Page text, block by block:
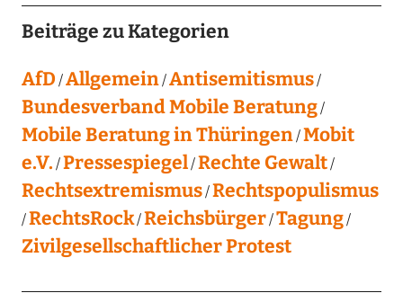
Beiträge zu Kategorien
AfD Allgemein Antisemitismus
Bundesverband Mobile Beratung
Mobile Beratung in Thüringen Mobit
e.V. Pressespiegel Rechte Gewalt
Rechtsextremismus Rechtspopulismus
RechtsRock Reichsbürger Tagung
Zivilgesellschaftlicher Protest